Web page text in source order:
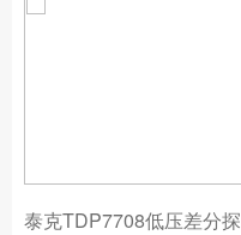
泰克TDP7708低压差分探